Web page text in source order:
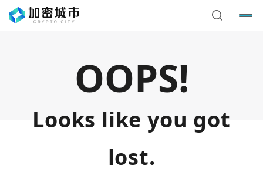
OOPS!
Looks like you got
lost.